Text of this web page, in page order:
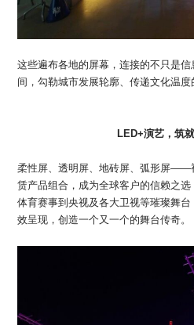
这些遍布各地的屏幕，连接的不只是
间，勾勒城市发展轮廓、传递文化温度
LED+演艺，筑
柔性屏、透明屏、地砖屏、弧形屏——
赁产品组合，成为全球客户的信赖之
体育赛事到央视及各大卫视等璀璨舞
效呈现，创造一个又一个的舞台传奇。